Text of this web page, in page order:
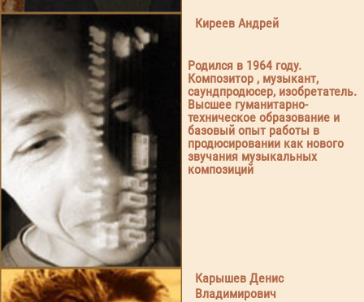
Киреев Андрей
Родился в 1964 году.
Композитор , музыкант,
саундпродюсер, изобретатель.
Высшее гуманитарно-
техническое образование и
базовый опыт работы в
продюсировании как нового
звучания музыкальных
композиций
Карышев Денис
Владимирович